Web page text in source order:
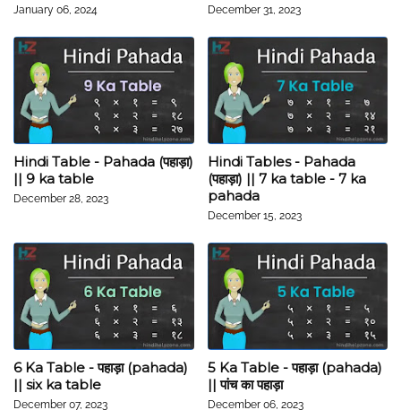
January 06, 2024 December 31, 2023
Hindi Table - Pahada (पहाड़ा)
|| 9 ka table
December 28, 2023
Hindi Tables - Pahada
(पहाड़ा) || 7 ka table - 7 ka
pahada
December 15, 2023
6 Ka Table - पहाड़ा (pahada)
|| six ka table
December 07, 2023
5 Ka Table - पहाड़ा (pahada)
|| पांच का पहाड़ा
December 06, 2023